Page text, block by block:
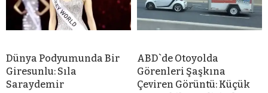
Dünya Podyumunda Bir
Giresunlu: Sıla
Saraydemir
ABD`de Otoyolda
Görenleri Şaşkına
Çeviren Görüntü: Küçük